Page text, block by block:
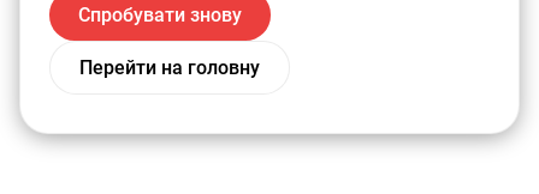
Спробувати знову
Перейти на головну